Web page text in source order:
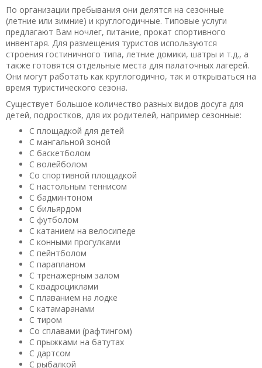
По организации пребывания они делятся на сезонные
(летние или зимние) и круглогодичные. Типовые услуги
предлагают Вам ночлег, питание, прокат спортивного
инвентаря. Для размещения туристов используются
строения гостиничного типа, летние домики, шатры и т.д., а
также готовятся отдельные места для палаточных лагерей.
Они могут работать как круглогодично, так и открываться на
время туристического сезона.
Существует большое количество разных видов досуга для
детей, подростков, для их родителей, например сезонные:
С площадкой для детей
С мангальной зоной
С баскетболом
С волейболом
Со спортивной площадкой
С настольным теннисом
С бадминтоном
С бильярдом
С футболом
С катанием на велосипеде
С конными прогулками
С пейнтболом
С парапланом
С тренажерным залом
С квадроциклами
С плаванием на лодке
С катамаранами
С тиром
Со сплавами (рафтингом)
С прыжками на батутах
С дартсом
С рыбалкой